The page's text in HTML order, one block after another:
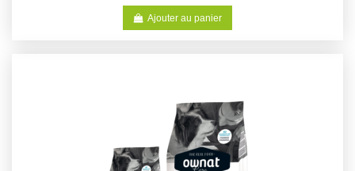
Ajouter au panier